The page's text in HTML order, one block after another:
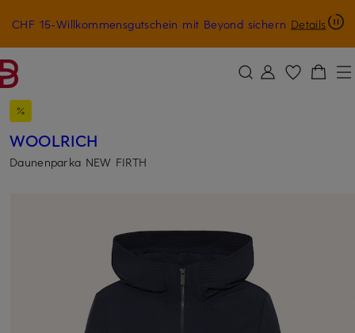
ZUM HAUPTINHALT ÜBERSPRINGEN ZUM SUCHFELD ÜBERSPRINGEN
CHF 15-Willkommensgutschein mit Beyond sichern Details
WOOLRICH
Daunenparka NEW FIRTH